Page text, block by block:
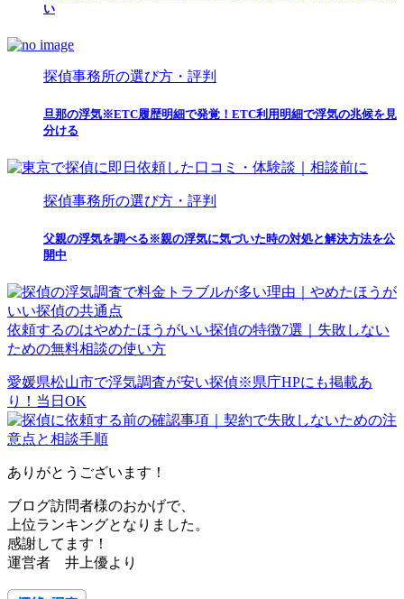
い
探偵事務所の選び方・評判
旦那の浮気※ETC履歴明細で発覚！ETC利用明細で浮気の兆候を見
分ける
探偵事務所の選び方・評判
父親の浮気を調べる※親の浮気に気づいた時の対処と解決方法を公
開中
依頼するのはやめたほうがいい探偵の特徴7選｜失敗しない
ための無料相談の使い方
愛媛県松山市で浮気調査が安い探偵※県庁HPにも掲載あ
り！当日OK
ありがとうございます！
ブログ訪問者様のおかげで、
上位ランキングとなりました。
感謝してます！
運営者 井上優より